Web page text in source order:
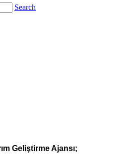
Search
Geliştirme Ajansı;